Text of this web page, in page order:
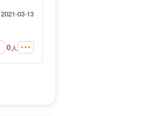
2021-03-13
0 人